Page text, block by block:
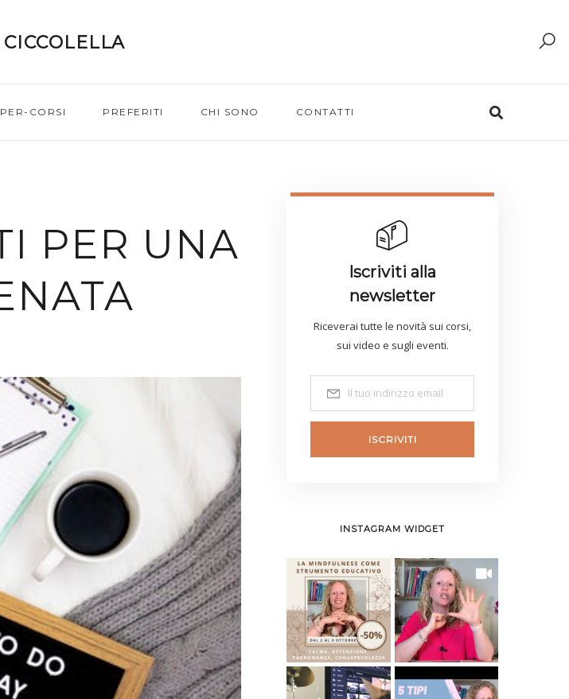
PER-CORSI PREFERITI CHI SONO CONTATTI
PER UNA
Iscriviti alla
newsletter
Riceverai tutte le novità sui corsi,
sui video e sugli eventi.
ISCRIVITI
INSTAGRAM WIDGET